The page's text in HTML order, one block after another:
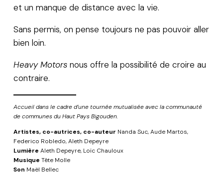
et un manque de distance avec la vie.
Sans permis, on pense toujours ne pas pouvoir aller
bien loin.
Heavy Motors nous offre la possibilité de croire au
contraire.
Accueil dans le cadre d’une tournée mutualisée avec la communauté
de communes du Haut Pays Bigouden.
Artistes, co-autrices, co-auteur Nanda Suc, Aude Martos,
Federico Robledo, Aleth Depeyre
Lumière Aleth Depeyre, Loïc Chauloux
Musique Tête Molle
Son Maël Bellec